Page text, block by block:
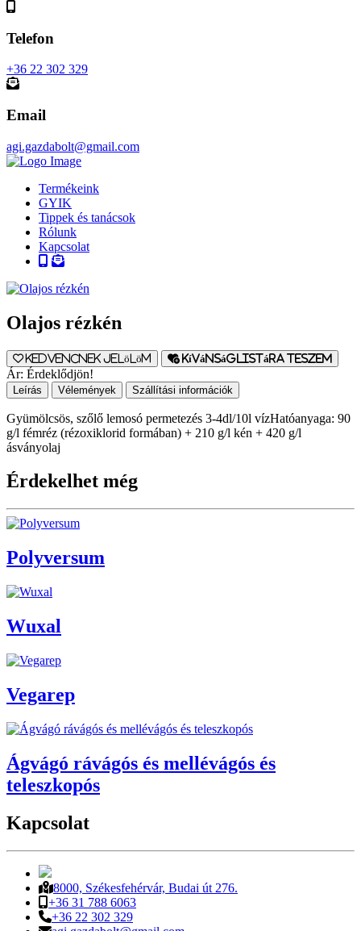
Telefon
+36 22 302 329
Email
agi.gazdabolt@gmail.com
Termékeink
GYIK
Tippek és tanácsok
Rólunk
Kapcsolat
Olajos rézkén
Kedvencnek jelölöm Kívánságlistára teszem
Ár: Érdeklődjön!
Leírás Vélemények Szállítási információk
Gyümölcsös, szőlő lemosó permetezés 3-4dl/10l vízHatóanyaga: 90
g/l fémréz (rézoxiklorid formában) + 210 g/l kén + 420 g/l
ásványolaj
Érdekelhet még
Polyversum
Wuxal
Vegarep
Ágvágó rávágós és mellévágós és
teleszkopós
Kapcsolat
8000, Székesfehérvár, Budai út 276.
+36 31 788 6063
+36 22 302 329